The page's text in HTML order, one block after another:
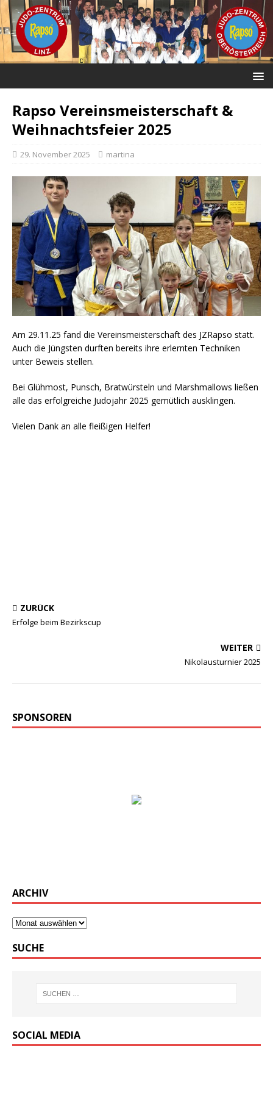
Rapso Vereinsmeisterschaft &
Weihnachtsfeier 2025
29. November 2025 martina
Am 29.11.25 fand die Vereinsmeisterschaft des JZRapso statt.
Auch die Jüngsten durften bereits ihre erlernten Techniken
unter Beweis stellen.
Bei Glühmost, Punsch, Bratwürsteln und Marshmallows ließen
alle das erfolgreiche Judojahr 2025 gemütlich ausklingen.
Vielen Dank an alle fleißigen Helfer!
ZURÜCK
Erfolge beim Bezirkscup
WEITER
Nikolausturnier 2025
SPONSOREN
ARCHIV
SUCHE
SOCIAL MEDIA